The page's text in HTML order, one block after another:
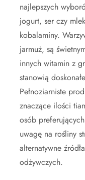
najlepszych
jogurt, ser czy
kobalaminy.
jarmuż, są
innych witamin z
stanowią
Pełnoziarniste
znaczące ilości
osób
uwagę na rośliny
alternatywne
odżywczych.